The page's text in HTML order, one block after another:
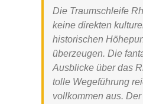
Die Traumschleife
keine direkten
historischen
überzeugen. Die
Ausblicke über das
tolle Wegeführung
vollkommen aus.